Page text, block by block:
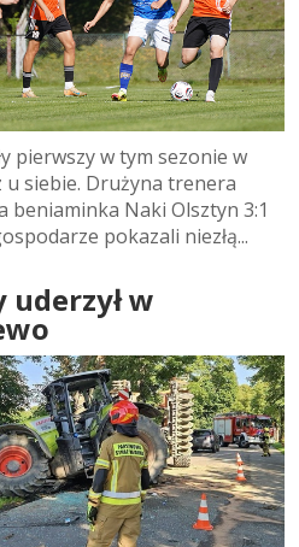
pierwszy w tym sezonie w
u siebie. Drużyna trenera
beniaminka Naki Olsztyn 3:1
pokazali niezłą...
w